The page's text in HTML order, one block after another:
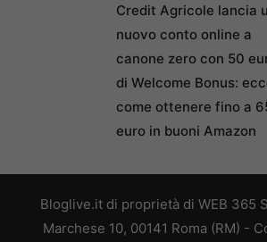
Credit Agricole lancia
nuovo conto online a
canone zero con 50
di Welcome Bonus:
come ottenere fino a
euro in buoni Amazon
Bloglive.it di proprietà di WEB 365
Marchese 10, 00141 Roma (RM) -